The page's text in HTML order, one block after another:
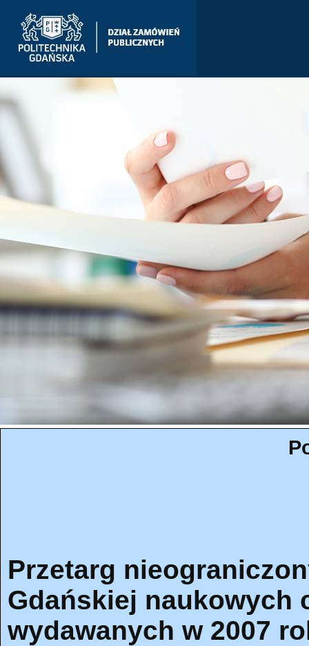
Przetarg
Gdańskiej naukowych
wydawanych w 2007